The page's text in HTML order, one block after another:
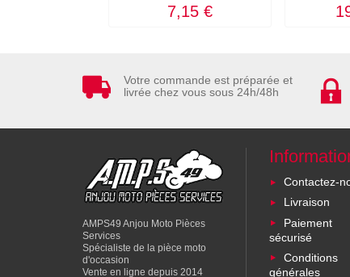
7,15 €
Votre commande est préparée et
livrée chez vous sous 24h/48h
AMPS49 Anjou Moto Pièces
Services
Spécialiste de la pièce moto
d'occasion
Vente en ligne depuis 2014
Contactez-
Livraison
Paiement
sécurisé
Conditions
générales